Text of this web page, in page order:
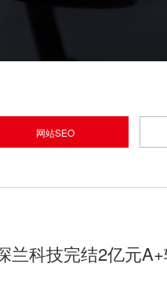
网站SEO
兰科技完结2亿元